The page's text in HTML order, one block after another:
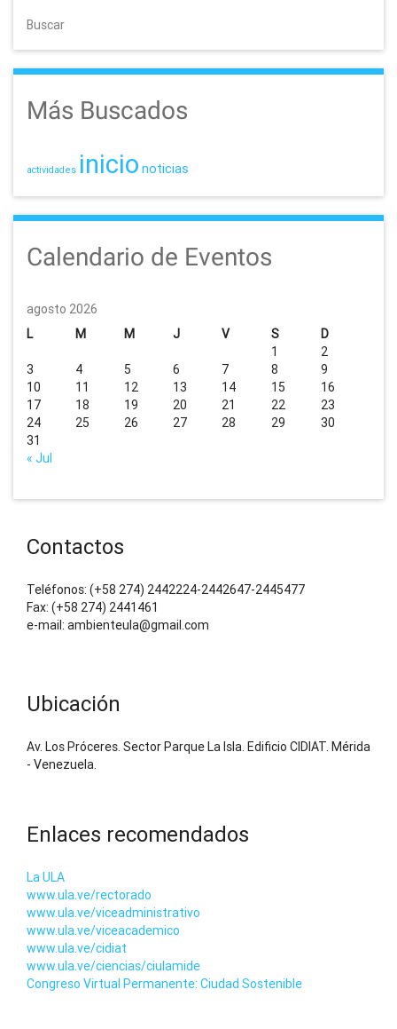
Buscar
Más Buscados
actividades inicio noticias
Calendario de Eventos
agosto 2026
L
M M J V S D
« Jul
1
2
3
4 5 6 7 8
9
10
11 12 13 14 15
16
17
18 19 20 21 22
23
24
25 26 27 28 29
30
31
Contactos
Teléfonos: (+58 274) 2442224-2442647-2445477
Fax: (+58 274) 2441461
e-mail: ambienteula@gmail.com
Ubicación
Av. Los Próceres. Sector Parque La Isla. Edificio CIDIAT. Mérida
- Venezuela.
Enlaces recomendados
La ULA
www.ula.ve/rectorado
www.ula.ve/viceadministrativo
www.ula.ve/viceacademico
www.ula.ve/cidiat
www.ula.ve/ciencias/ciulamide
Congreso Virtual Permanente: Ciudad Sostenible